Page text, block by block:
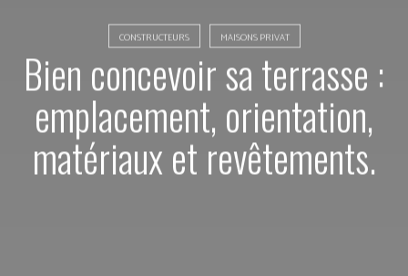
CONSTRUCTEURS MAISONS PRIVAT
Bien concevoir sa terrasse :
emplacement, orientation,
matériaux et revêtements.